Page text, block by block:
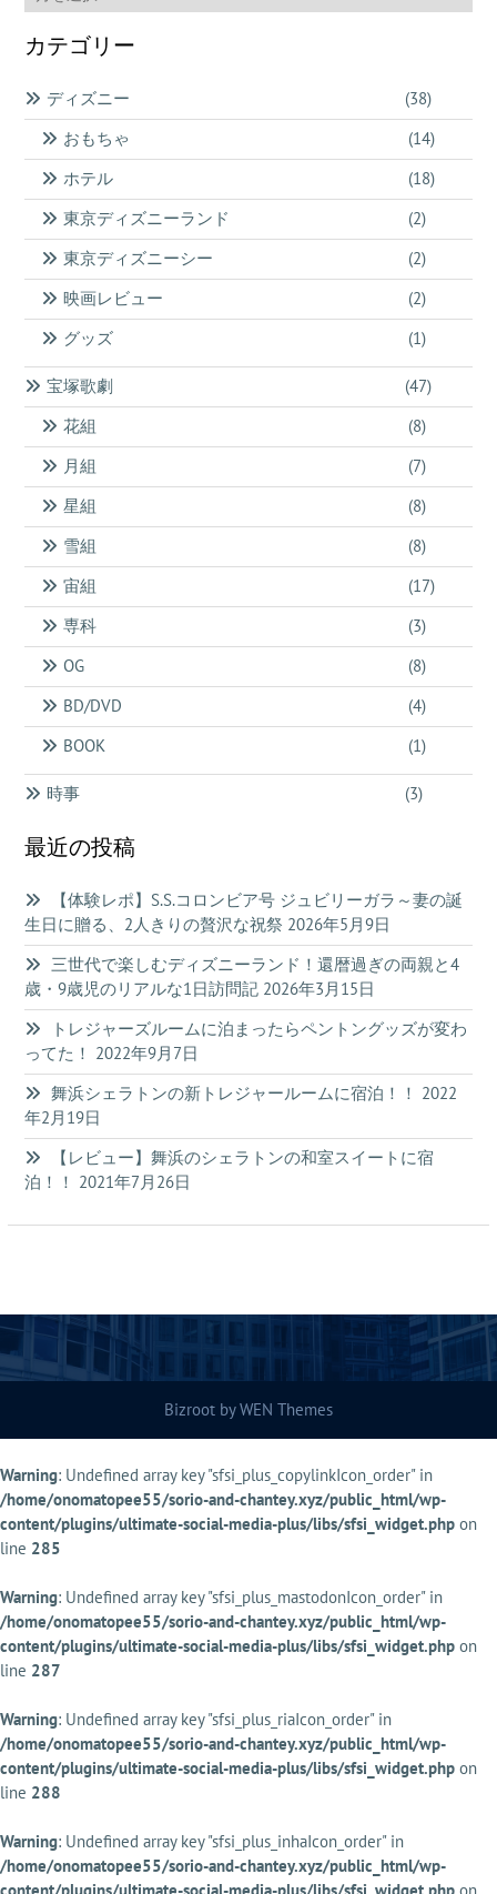
ー
カ
イ
カテゴリー
ディズニー
(38)
おもちゃ
(14)
ホテル
(18)
東京ディズニーランド
(2)
東京ディズニーシー
(2)
映画レビュー
(2)
グッズ
(1)
宝塚歌劇
(47)
花組
(8)
月組
(7)
星組
(8)
雪組
(8)
宙組
(17)
専科
(3)
OG
(8)
BD/DVD
(4)
BOOK
(1)
時事 (3)
最近の投稿
【体験レポ】S.S.コロンビア号 ジュビリーガラ～妻の誕
生日に贈る、2人きりの贅沢な祝祭 2026年5月9日
三世代で楽しむディズニーランド！還暦過ぎの両親と4
歳・9歳児のリアルな1日訪問記 2026年3月15日
トレジャーズルームに泊まったらペントングッズが変わ
ってた！ 2022年9月7日
舞浜シェラトンの新トレジャールームに宿泊！！ 2022
年2月19日
【レビュー】舞浜のシェラトンの和室スイートに宿
泊！！ 2021年7月26日
Bizroot byWEN Themes
Warning: Undefined array key "sfsi_plus_copylinkIcon_order" in
/home/onomatopee55/sorio-and-chantey.xyz/public_html/wp-
content/plugins/ultimate-social-media-plus/libs/sfsi_widget.php on
line 285
Warning: Undefined array key "sfsi_plus_mastodonIcon_order" in
/home/onomatopee55/sorio-and-chantey.xyz/public_html/wp-
content/plugins/ultimate-social-media-plus/libs/sfsi_widget.php on
line 287
Warning: Undefined array key "sfsi_plus_riaIcon_order" in
/home/onomatopee55/sorio-and-chantey.xyz/public_html/wp-
content/plugins/ultimate-social-media-plus/libs/sfsi_widget.php on
line 288
Warning: Undefined array key "sfsi_plus_inhaIcon_order" in
/home/onomatopee55/sorio-and-chantey.xyz/public_html/wp-